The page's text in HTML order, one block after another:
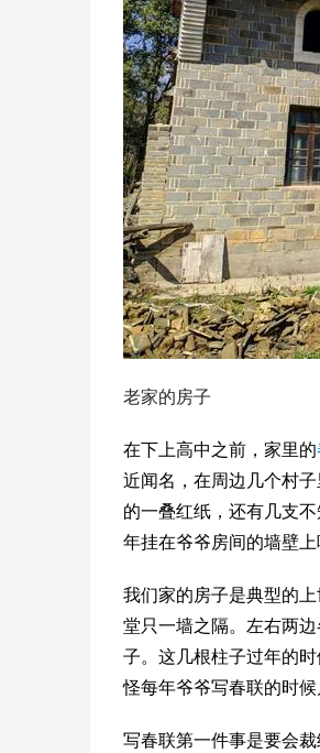
老家的房子
在下上高中之前，家里的
近闻名，在周边几个村
的一叠红纸，还有几支
年挂在爷爷房间的墙壁
我们家的房子是典型的
堂只一墙之隔。左右两
子。这几根柱子过年的
怪每年爷爷写春联的时候
写春联第一件事是要会